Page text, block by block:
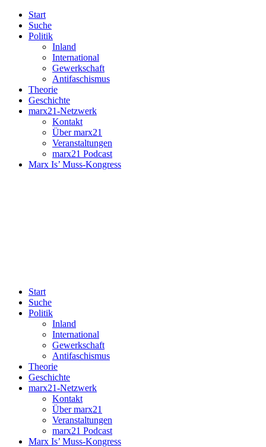
Start
Suche
Politik
Inland
International
Gewerkschaft
Antifaschismus
Theorie
Geschichte
marx21-Netzwerk
Kontakt
Über marx21
Veranstaltungen
marx21 Podcast
Marx Is’ Muss-Kongress
Start
Suche
Politik
Inland
International
Gewerkschaft
Antifaschismus
Theorie
Geschichte
marx21-Netzwerk
Kontakt
Über marx21
Veranstaltungen
marx21 Podcast
Marx Is’ Muss-Kongress